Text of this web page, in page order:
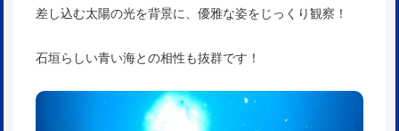
差し込む太陽の光を背景に、優雅な姿をじっくり観察！
石垣らしい青い海との相性も抜群です！